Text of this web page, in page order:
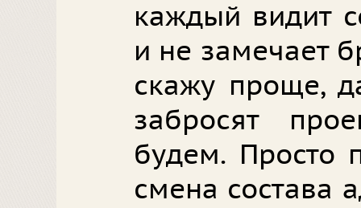
каждый видит
и не замечает
скажу проще,
забросят
будем. Просто
смена состава